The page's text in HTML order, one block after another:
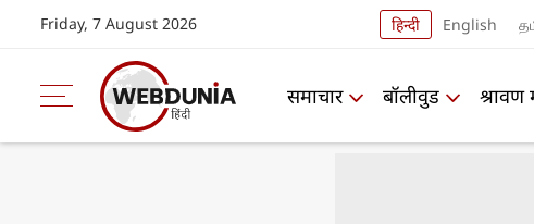
Friday, 7 August 2026 हिन्दी English
समाचार बॉलीवुड श्रावण